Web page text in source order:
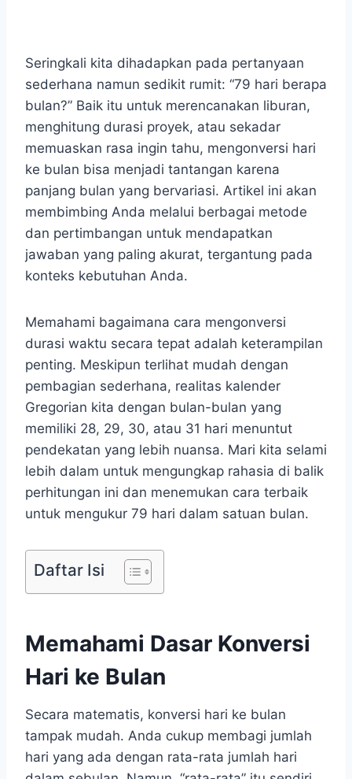
Seringkali kita dihadapkan pada pertanyaan
sederhana namun sedikit rumit: “79 hari berapa
bulan?” Baik itu untuk merencanakan liburan,
menghitung durasi proyek, atau sekadar
memuaskan rasa ingin tahu, mengonversi hari
ke bulan bisa menjadi tantangan karena
panjang bulan yang bervariasi. Artikel ini akan
membimbing Anda melalui berbagai metode
dan pertimbangan untuk mendapatkan
jawaban yang paling akurat, tergantung pada
konteks kebutuhan Anda.
Memahami bagaimana cara mengonversi
durasi waktu secara tepat adalah keterampilan
penting. Meskipun terlihat mudah dengan
pembagian sederhana, realitas kalender
Gregorian kita dengan bulan-bulan yang
memiliki 28, 29, 30, atau 31 hari menuntut
pendekatan yang lebih nuansa. Mari kita selami
lebih dalam untuk mengungkap rahasia di balik
perhitungan ini dan menemukan cara terbaik
untuk mengukur 79 hari dalam satuan bulan.
Daftar Isi
Memahami Dasar Konversi
Hari ke Bulan
Secara matematis, konversi hari ke bulan
tampak mudah. Anda cukup membagi jumlah
hari yang ada dengan rata-rata jumlah hari